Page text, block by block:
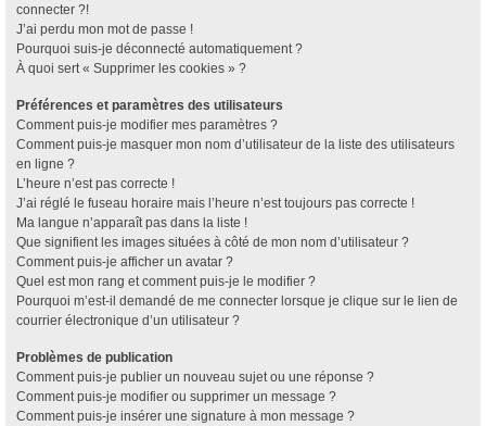
connecter ?!
J’ai perdu mon mot de passe !
Pourquoi suis-je déconnecté automatiquement ?
À quoi sert « Supprimer les cookies » ?
Préférences et paramètres des utilisateurs
Comment puis-je modifier mes paramètres ?
Comment puis-je masquer mon nom d’utilisateur de la liste des utilisateurs
en ligne ?
L’heure n’est pas correcte !
J’ai réglé le fuseau horaire mais l’heure n’est toujours pas correcte !
Ma langue n’apparaît pas dans la liste !
Que signifient les images situées à côté de mon nom d’utilisateur ?
Comment puis-je afficher un avatar ?
Quel est mon rang et comment puis-je le modifier ?
Pourquoi m’est-il demandé de me connecter lorsque je clique sur le lien de
courrier électronique d’un utilisateur ?
Problèmes de publication
Comment puis-je publier un nouveau sujet ou une réponse ?
Comment puis-je modifier ou supprimer un message ?
Comment puis-je insérer une signature à mon message ?